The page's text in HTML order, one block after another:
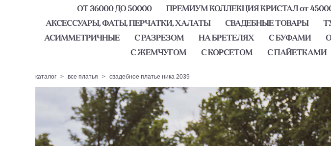
ОТ 36000 ДО 50000
ПРЕМИУМ КОЛЛЕКЦИЯ КРИСТАЛ от 45000
АКСЕССУАРЫ, ФАТЫ, ПЕРЧАТКИ, ХАЛАТЫ
СВАДЕБНЫЕ ТОВАРЫ
АСИММЕТРИЧНЫЕ
С РАЗРЕЗОМ НА БРЕТЕЛЯХ С БУФАМИ
С ЖЕМЧУГОМ
С КОРСЕТОМ С ПАЙЕТКАМИ
каталог > все платья > свадебное платье ника 2039